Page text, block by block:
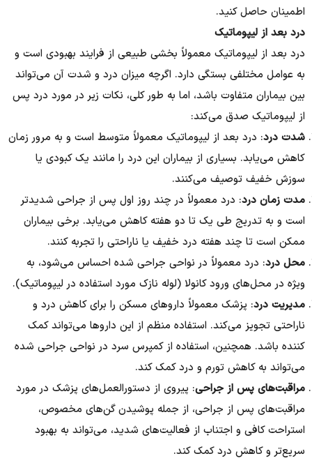
اطمینان حاصل کنید.
درد بعد از لیپوماتیک
درد بعد از لیپوماتیک معمولاً بخشی طبیعی از فرایند بهبودی است و
به عوامل مختلفی بستگی دارد. اگرچه میزان درد و شدت آن می‌تواند
بین بیماران متفاوت باشد، اما به طور کلی، نکات زیر در مورد درد پس
از لیپوماتیک صدق می‌کند:
شدت درد: درد بعد از لیپوماتیک معمولاً متوسط است و به مرور زمان
کاهش می‌یابد. بسیاری از بیماران این درد را مانند یک کبودی یا
سوزش خفیف توصیف می‌کنند.
مدت زمان درد: درد معمولاً در چند روز اول پس از جراحی شدیدتر
است و به تدریج طی یک تا دو هفته کاهش می‌یابد. برخی بیماران
ممکن است تا چند هفته درد خفیف یا ناراحتی را تجربه کنند.
محل درد: درد معمولاً در نواحی جراحی شده احساس می‌شود، به
ویژه در محل‌های ورود کانولا (لوله نازک مورد استفاده در لیپوماتیک).
مدیریت درد: پزشک معمولاً داروهای مسکن را برای کاهش درد و
ناراحتی تجویز می‌کند. استفاده منظم از این داروها می‌تواند کمک
کننده باشد. همچنین، استفاده از کمپرس سرد در نواحی جراحی شده
می‌تواند به کاهش تورم و درد کمک کند.
مراقبت‌های پس از جراحی: پیروی از دستورالعمل‌های پزشک در مورد
مراقبت‌های پس از جراحی، از جمله پوشیدن گن‌های مخصوص،
استراحت کافی و اجتناب از فعالیت‌های شدید، می‌تواند به بهبود
سریع‌تر و کاهش درد کمک کند.